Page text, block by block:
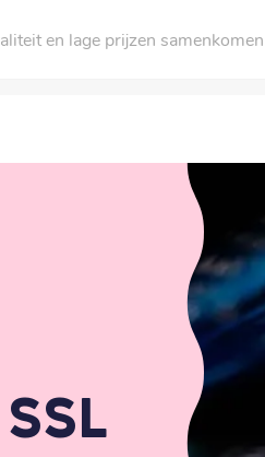
en lage prijzen samenkomen